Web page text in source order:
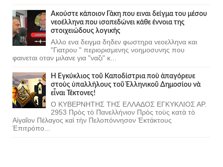
Ακούστε κάποιον Γάκη που ειναι δείγμα του μέσου
νεοέλληνα που ισοπεδώνει κάθε έννοια της
στοιχειώδους λογικής
Αλλο ενα δειγμα δηδεν φωστηρα νεοελληνα και
"Γιατρου " περιορισμενης νοημοσυνης που
φαινεται οταν μιλανε για "ναζι" κ...
Ἡ Ἐγκύκλιος τοῦ Καποδίστρια ποὺ ἀπαγόρευε
στοὺς ὑπαλλήλους τοῦ Ἑλληνικοῦ Δημοσίου νὰ
εἶναι Τέκτονες!
Ο ΚΥΒΕΡΝΗΤΗΣ ΤΗΣ ΕΛΛΑΔΟΣ ΕΓΚΥΚΛΙΟΣ ΑΡ.
2953 Πρὸς τὸ Πανελλήνιον Πρὸς τοὺς κατὰ τὸ
Αἰγαῖον Πέλαγος καὶ τὴν Πελοπόννησον Ἐκτάκτους
Ἐπιτρόπο...